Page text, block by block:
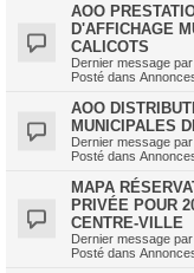
AOO
D'AFFICHAGE
CALICOTS
Dernier message par
Posté dans
AOO
MUNICIPALES
Dernier message par
Posté dans
MAPA
PRIVÉE POUR
CENTRE-VILLE
Dernier message par
Posté dans